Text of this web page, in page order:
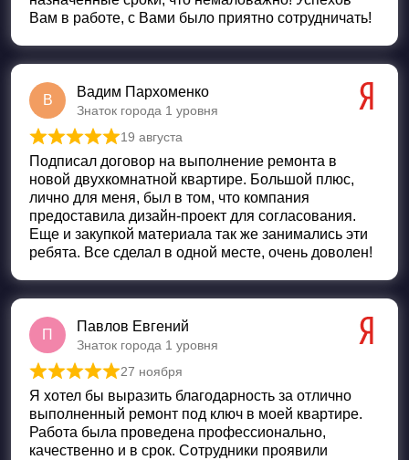
Вам в работе, с Вами было приятно сотрудничать!
В
Вадим Пархоменко
Знаток города 1 уровня
Оценка5 из 5
19 августа
Подписал договор на выполнение ремонта в
новой двухкомнатной квартире. Большой плюс,
лично для меня, был в том, что компания
предоставила дизайн-проект для согласования.
Еще и закупкой материала так же занимались эти
ребята. Все сделал в одной месте, очень доволен!
П
Павлов Евгений
Знаток города 1 уровня
Оценка5 из 5
27 ноября
Я хотел бы выразить благодарность за отлично
выполненный ремонт под ключ в моей квартире.
Работа была проведена профессионально,
качественно и в срок. Сотрудники проявили